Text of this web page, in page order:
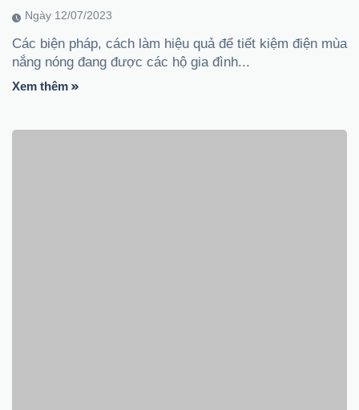
Ngày 12/07/2023
Các biện pháp, cách làm hiệu quả để tiết kiệm điện mùa
nắng nóng đang được các hộ gia đình...
Xem thêm